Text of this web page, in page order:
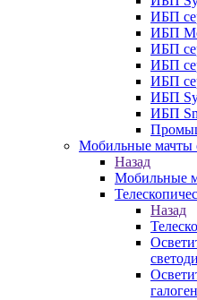
ИБП
ИБП
ИБП
ИБП
ИБП
ИБП
ИБП
Мобильные мачты
Назад
Мобильные
Назад